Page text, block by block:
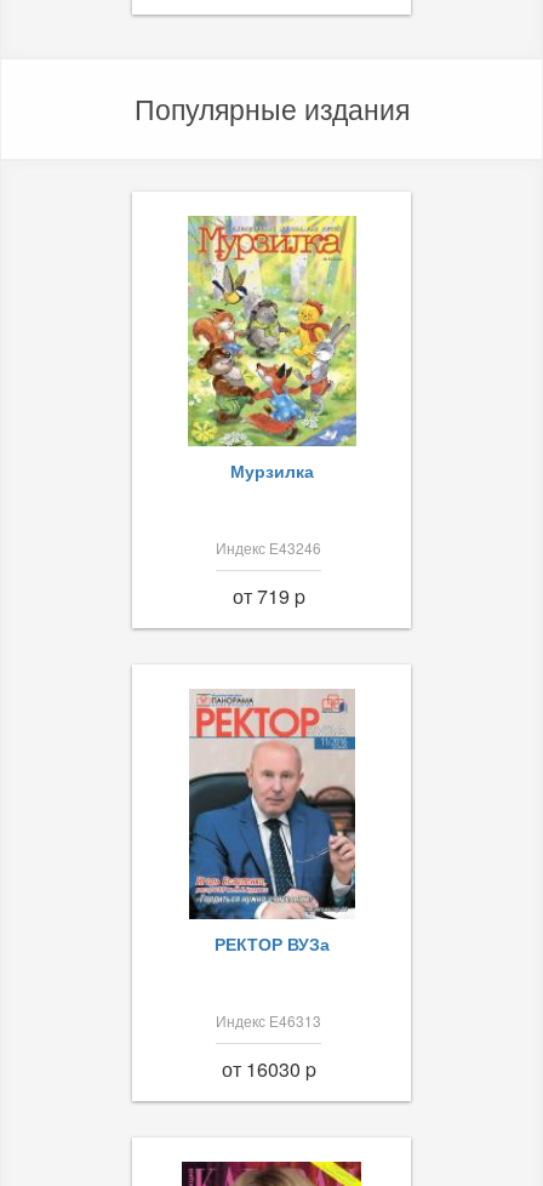
Популярные издания
Мурзилка
Индекс Е43246
от 719 p
РЕКТОР ВУЗа
Индекс Е46313
от 16030 p